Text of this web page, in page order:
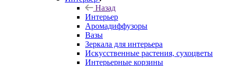
Назад
Интерьер
Аромадиффузоры
Вазы
Зеркала для интерьера
Искусственные растения, сухоцветы
Интерьерные корзины